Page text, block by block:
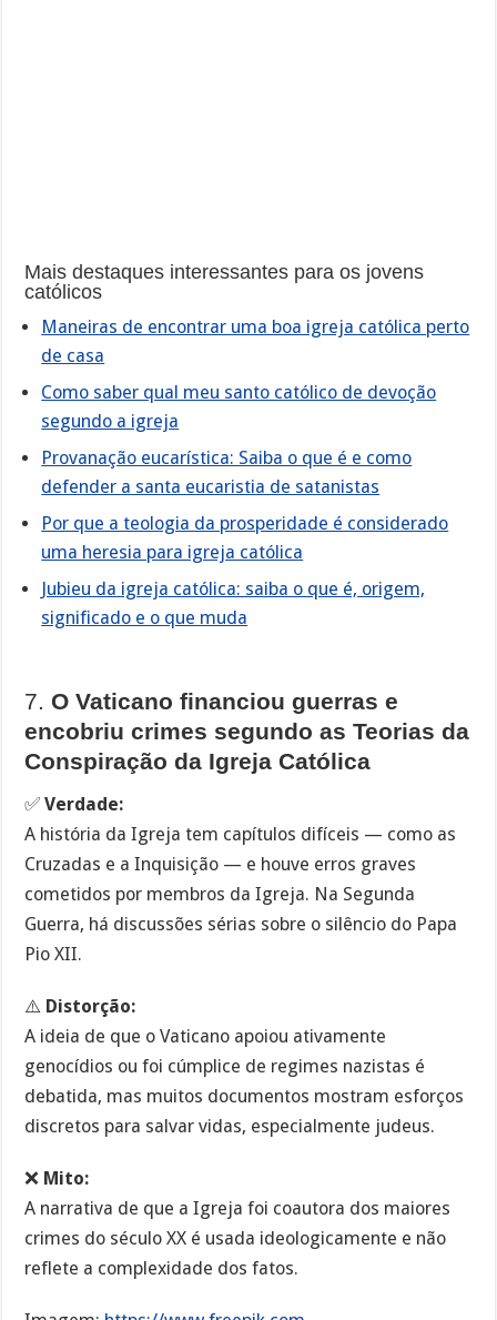
Mais destaques interessantes para os jovens
católicos
Maneiras de encontrar uma boa igreja católica perto
de casa
Como saber qual meu santo católico de devoção
segundo a igreja
Provanação eucarística: Saiba o que é e como
defender a santa eucaristia de satanistas
Por que a teologia da prosperidade é considerado
uma heresia para igreja católica
Jubieu da igreja católica: saiba o que é, origem,
significado e o que muda
7. O Vaticano financiou guerras e
encobriu crimes segundo as Teorias da
Conspiração da Igreja Católica
✅Verdade:
A história da Igreja tem capítulos difíceis — como as
Cruzadas e a Inquisição — e houve erros graves
cometidos por membros da Igreja. Na Segunda
Guerra, há discussões sérias sobre o silêncio do Papa
Pio XII.
⚠️ Distorção:
A ideia de que o Vaticano apoiou ativamente
genocídios ou foi cúmplice de regimes nazistas é
debatida, mas muitos documentos mostram esforços
discretos para salvar vidas, especialmente judeus.
❌ Mito:
A narrativa de que a Igreja foi coautora dos maiores
crimes do século XX é usada ideologicamente e não
reflete a complexidade dos fatos.